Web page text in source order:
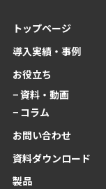
トップページ
導入実績・事例
お役立ち
− 資料・動画
− コラム
お問い合わせ
資料ダウンロード
製品